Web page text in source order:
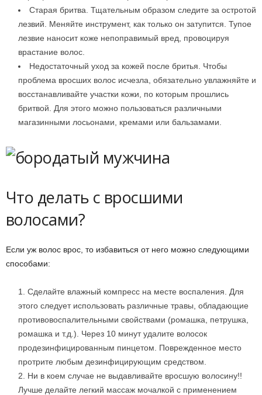
Старая бритва. Тщательным образом следите за остротой
лезвий. Меняйте инструмент, как только он затупится. Тупое
лезвие наносит коже непоправимый вред, провоцируя
врастание волос.
Недостаточный уход за кожей после бритья. Чтобы
проблема вросших волос исчезла, обязательно увлажняйте и
восстанавливайте участки кожи, по которым прошлись
бритвой. Для этого можно пользоваться различными
магазинными лосьонами, кремами или бальзамами.
Что делать с вросшими
волосами?
Если уж волос врос, то избавиться от него можно следующими
способами:
Сделайте влажный компресс на месте воспаления. Для
этого следует использовать различные травы, обладающие
противовоспалительными свойствами (ромашка, петрушка,
ромашка и т.д.). Через 10 минут удалите волосок
продезинфицированным пинцетом. Поврежденное место
протрите любым дезинфицирующим средством.
Ни в коем случае не выдавливайте вросшую волосину!!
Лучше делайте легкий массаж мочалкой с применением